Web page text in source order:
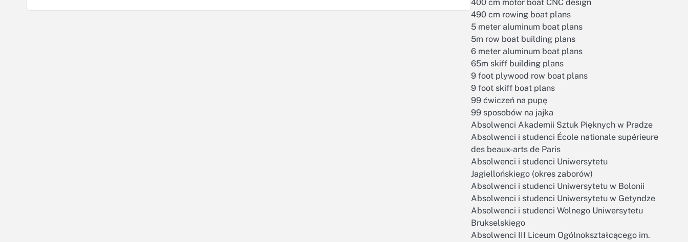
400 cm motor boat CNC design
490 cm rowing boat plans
5 meter aluminum boat plans
5m row boat building plans
6 meter aluminum boat plans
65m skiff building plans
9 foot plywood row boat plans
9 foot skiff boat plans
99 ćwiczeń na pupę
99 sposobów na jajka
Absolwenci Akademii Sztuk Pięknych w Pradze
Absolwenci i studenci École nationale supérieure
des beaux-arts de Paris
Absolwenci i studenci Uniwersytetu
Jagiellońskiego (okres zaborów)
Absolwenci i studenci Uniwersytetu w Bolonii
Absolwenci i studenci Uniwersytetu w Getyndze
Absolwenci i studenci Wolnego Uniwersytetu
Brukselskiego
Absolwenci III Liceum Ogólnokształcącego im.